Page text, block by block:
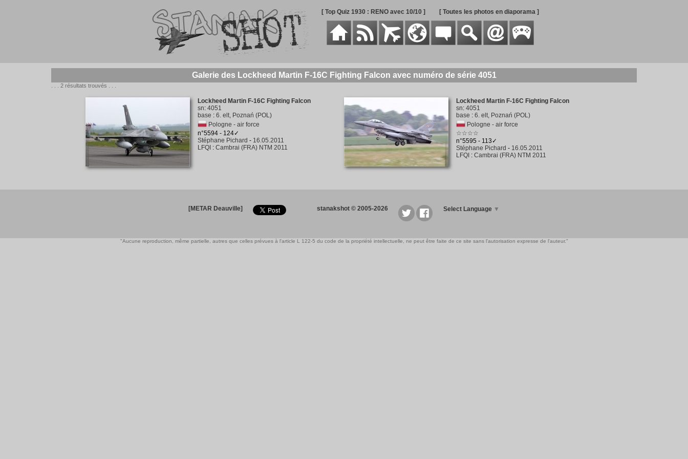
[ Top Quiz 1930 : RENO avec 10/10 ] [ Toutes les photos en diaporama ]
Galerie des Lockheed Martin F-16C Fighting Falcon avec numéro de série 4051
. . . 2 résultats trouvés . . .
Lockheed Martin F-16C Fighting Falcon
sn: 4051
base : 6. elt, Poznań (POL)
Pologne - air force
n°5594 - 124✓
Stéphane Pichard - 16.05.2011
LFQI : Cambrai (FRA) NTM 2011
Lockheed Martin F-16C Fighting Falcon
sn: 4051
base : 6. elt, Poznań (POL)
Pologne - air force
☆☆☆☆
n°5595 - 113✓
Stéphane Pichard - 16.05.2011
LFQI : Cambrai (FRA) NTM 2011
[METAR Deauville] stanakshot © 2005-2026 Select Language ▼
"Aucune reproduction, même partielle, autres que celles prévues à l'article L 122-5 du code de la propriété intellectuelle, ne peut être faite de ce site sans l'autorisation expresse de l'auteur."